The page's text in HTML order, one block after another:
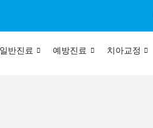
일반진료 예방진료 치아교정